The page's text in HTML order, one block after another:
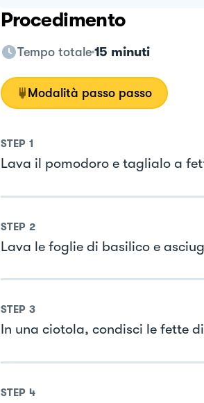
Procedimento
Tempo totale 15 minuti
Modalità passo passo
STEP 1
Lava il pomodoro e taglialo a
STEP 2
Lava le foglie di basilico e
STEP 3
In una ciotola, condisci le fette
STEP 4